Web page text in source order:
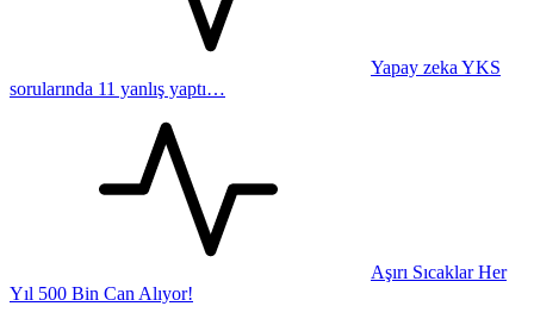
Yapay zeka YKS
sorularında 11 yanlış yaptı…
Aşırı Sıcaklar Her
Yıl 500 Bin Can Alıyor!